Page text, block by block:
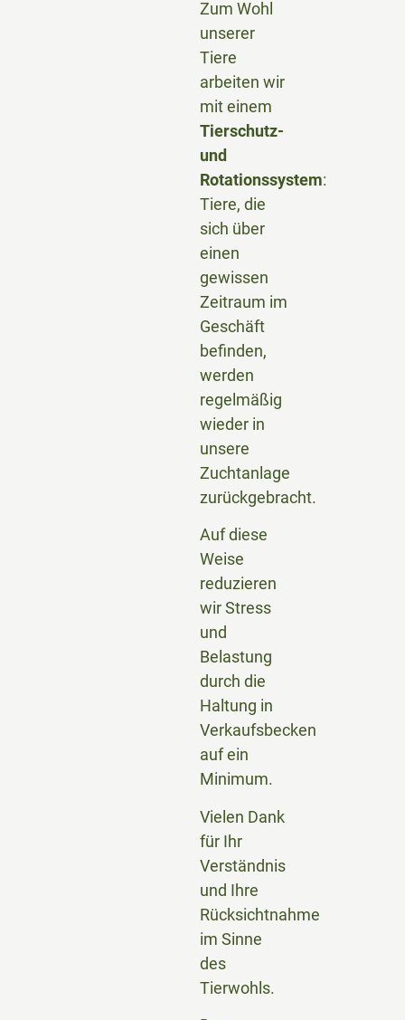
Zum Wohl
unserer
Tiere
arbeiten wir
mit einem
Tierschutz-
und
Rotationssystem:
Tiere, die
sich über
einen
gewissen
Zeitraum im
Geschäft
befinden,
werden
regelmäßig
wieder in
unsere
Zuchtanlage
zurückgebracht.
Auf diese
Weise
reduzieren
wir Stress
und
Belastung
durch die
Haltung in
Verkaufsbecken
auf ein
Minimum.
Vielen Dank
für Ihr
Verständnis
und Ihre
Rücksichtnahme
im Sinne
des
Tierwohls.